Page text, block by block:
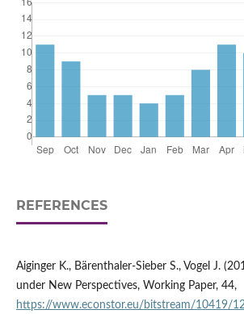
REFERENCES
Aiginger K., Bärenthaler‑Sieber S., Vogel J.
under New Perspectives, Working Paper, 44,
https://www.econstor.eu/bitstream/10419/